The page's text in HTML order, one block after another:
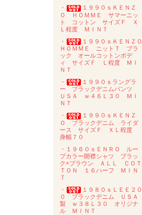
・
１９９０ｓＫＥＮＺ
Ｏ ＨＯＭＭＥ サマーニッ
ト コットン サイズＦ Ｘ
Ｌ程度 ＭＩＮＴ
・
１９９０ｓＫＥＮＺＯ
ＨＯＭＭＥ ニットＴ ブラ
ック オールコットンボデ
ィ サイズＦ Ｌ程度 ＭＩ
ＮＴ
・
１９９０ｓラングラ
ー ブラックデニムパンツ
ＵＳＡ ｗ４６Ｌ３０ ＭＩ
ＮＴ
・
１９９０ｓＫＥＮＺ
Ｏ ブラックデニム ライダ
ース サイズＦ ＸＬ程度
身幅７０
・１９６０ｓＥＮＲＯ ルー
プカラー開襟シャツ ブラッ
ク×ブラウン ＡＬＬ ＣＯＴ
ＴＯＮ １６ハーフ ＭＩＮ
Ｔ
・
１９８０ｓＬＥＥ２０
０ ブラックデニム ＵＳＡ
製 ｗ３８Ｌ３０ オリジナ
ル ＭＩＮＴ